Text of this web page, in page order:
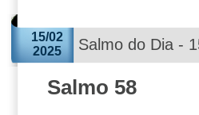
15/02
2025
Salmo do Dia -
Salmo 58